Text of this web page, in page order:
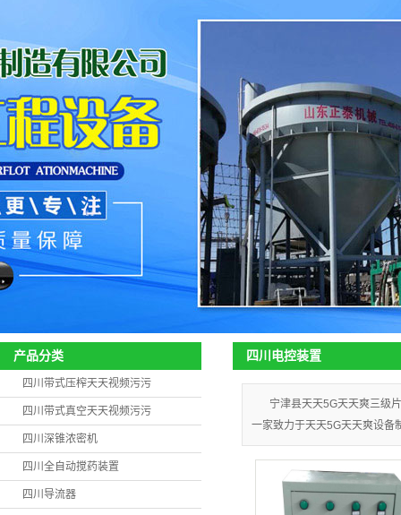
产品分类
四川带式压榨天天视频污污
四川带式真空天天视频污污
四川深锥浓密机
四川全自动搅药装置
四川导流器
四川电控装置
宁津县天天5G天天爽三
一家致力于天天5G天天爽设